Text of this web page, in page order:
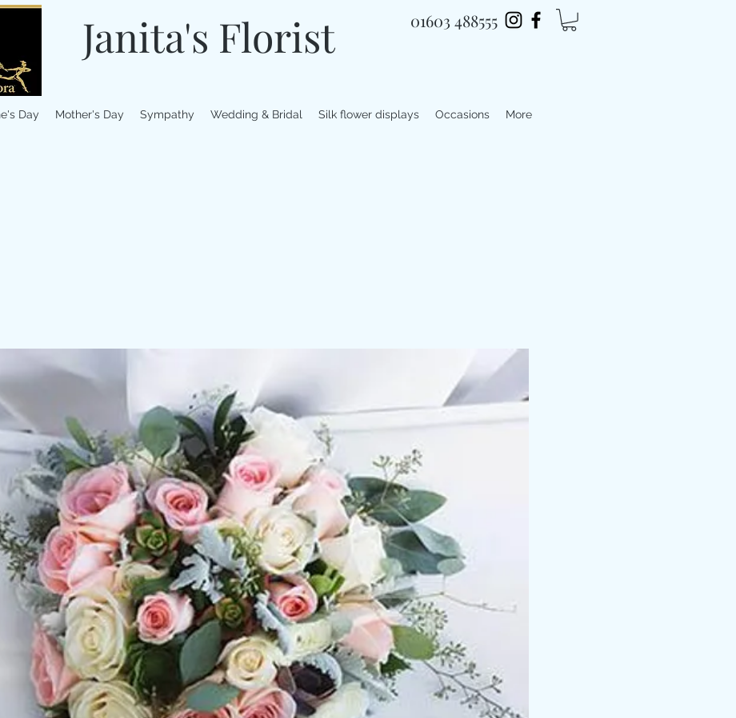
Janita's Florist 01603 488555
Day Mother's Day Sympathy Wedding & Bridal Silk flower displays Occasions More